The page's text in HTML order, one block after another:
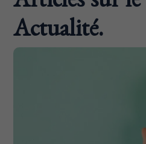
Actualité.